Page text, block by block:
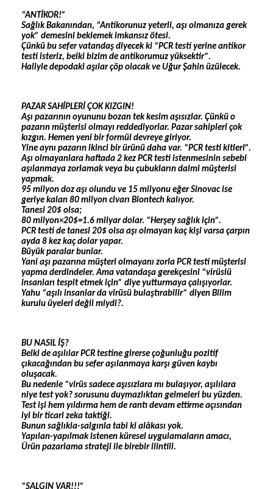
“ANTİKOR!”
Sağlık Bakanından, “Antikorunuz yeterli, aşı olmanıza gerek
yok” demesini beklemek imkansız ötesi.
Çünkü bu sefer vatandaş diyecek ki “PCR testi yerine antikor
testi isteriz, belki bizim de antikorumuz yüksektir”.
Haliyle depodaki aşılar çöp olacak ve Uğur Şahin üzülecek.
PAZAR SAHİPLERİ ÇOK KIZGIN!
Aşı pazarının oyununu bozan tek kesim aşısızlar. Çünkü o
pazarın müşterisi olmayı reddediyorlar. Pazar sahipleri çok
kızgın. Hemen yeni bir formül devreye giriyor.
Yine aynı pazarın ikinci bir ürünü daha var. “PCR testi kitleri”.
Aşı olmayanlara haftada 2 kez PCR testi istenmesinin sebebi
aşılanmaya zorlamak veya bu çubukların daimi müşterisi
yapmak.
95 milyon doz aşı olundu ve 15 milyonu eğer Sinovac ise
geriye kalan 80 milyon civarı Biontech kalıyor.
Tanesi 20$ olsa;
80 milyon×20$=1.6 milyar dolar. “Herşey sağlık için”.
PCR testi de tanesi 20$ olsa aşı olmayan kaç kişi varsa çarpın
ayda 8 kez kaç dolar yapar.
Büyük paralar bunlar.
Yani aşı pazarına müşteri olmayanı zorla PCR testi müşterisi
yapma derdindeler. Ama vatandaşa gerekçesini “virüslü
insanları tespit etmek için” diye yutturmaya çalışıyorlar.
Yahu “aşılı insanlar da virüsü bulaştırabilir” diyen Bilim
kurulu üyeleri değil miydi?.
BU NASIL İŞ?
Belki de aşılılar PCR testine girerse çoğunluğu pozitif
çıkacağından bu sefer aşılanmaya karşı güven kaybı
oluşacak.
Bu nedenle “virüs sadece aşısızlara mı bulaşıyor, aşılılara
niye test yok? sorusunu duymazlıktan gelmeleri bu yüzden.
Test işi hem yıldırma hem de rantı devam ettirme açısından
iyi bir ticari zeka taktiği.
Bunun sağlıkla-salgınla tabi ki alâkası yok.
Yapılan-yapılmak istenen küresel uygulamaların amacı,
Ürün pazarlama strateji ile birebir ilintili.
“SALGIN VAR!!!”